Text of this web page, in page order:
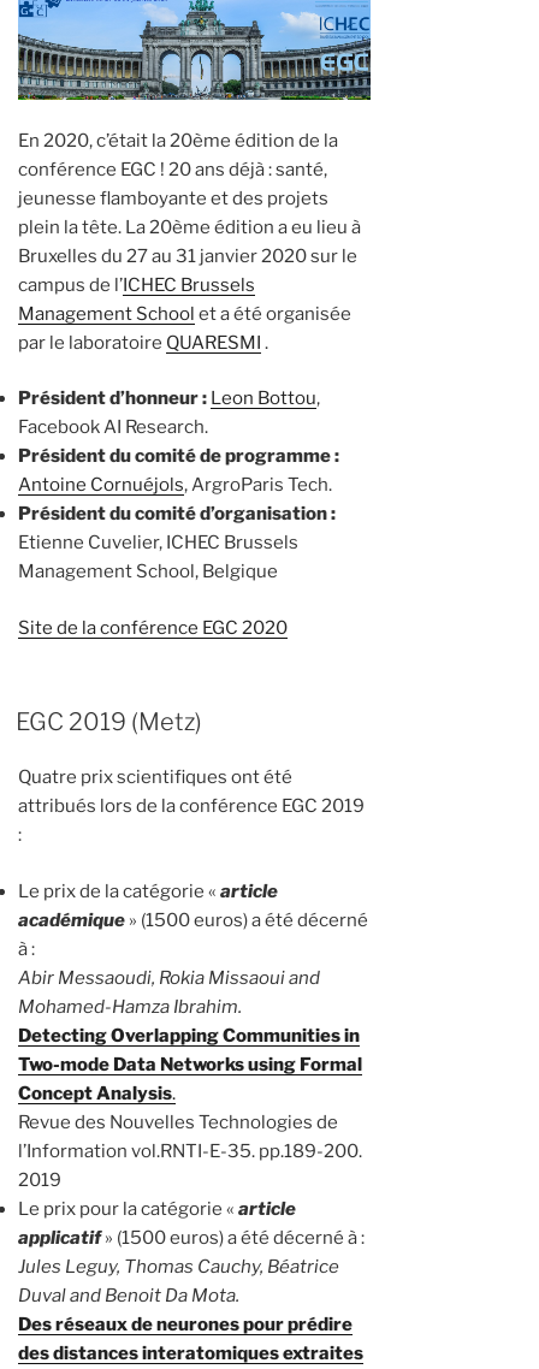
En 2020, c’était la 20ème édition de la
conférence EGC ! 20 ans déjà : santé,
jeunesse flamboyante et des projets
plein la tête. La 20ème édition a eu lieu à
Bruxelles du 27 au 31 janvier 2020 sur le
campus de l’ICHEC Brussels
Management School et a été organisée
par le laboratoire QUARESMI .
Président d’honneur : Leon Bottou,
Facebook AI Research.
Président du comité de programme :
Antoine Cornuéjols, ArgroParis Tech.
Président du comité d’organisation :
Etienne Cuvelier, ICHEC Brussels
Management School, Belgique
Site de la conférence EGC 2020
EGC 2019 (Metz)
Quatre prix scientifiques ont été
attribués lors de la conférence EGC 2019
:
Le prix de la catégorie « article
académique » (1500 euros) a été décerné
à :
Abir Messaoudi, Rokia Missaoui and
Mohamed-Hamza Ibrahim.
Detecting Overlapping Communities in
Two-mode Data Networks using Formal
Concept Analysis.
Revue des Nouvelles Technologies de
l’Information vol.RNTI-E-35. pp.189-200.
2019
Le prix pour la catégorie « article
applicatif» (1500 euros) a été décerné à :
Jules Leguy, Thomas Cauchy, Béatrice
Duval and Benoit Da Mota.
Des réseaux de neurones pour prédire
des distances interatomiques extraites